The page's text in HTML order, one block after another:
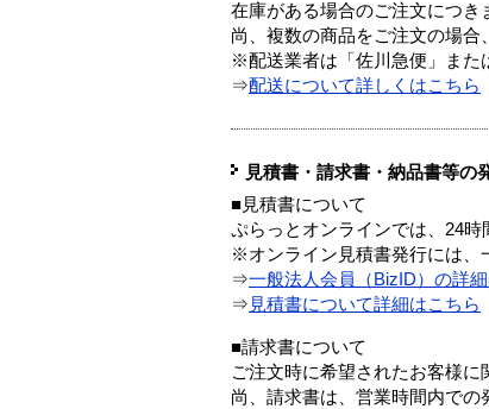
在庫がある場合のご注文につき
尚、複数の商品をご注文の場合
※配送業者は「佐川急便」また
⇒配送について詳しくはこちら
見積書・請求書・納品書等の
■見積書について
ぷらっとオンラインでは、24時
※オンライン見積書発行には、
⇒一般法人会員（BizID）の詳
⇒ 見積書について詳細はこちら
■請求書について
ご注文時に希望されたお客様に
尚、請求書は、営業時間内で